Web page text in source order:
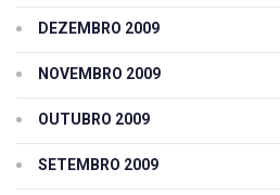
DEZEMBRO 2009
NOVEMBRO 2009
OUTUBRO 2009
SETEMBRO 2009